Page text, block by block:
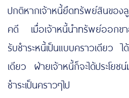
ปกติหากเจ้าหนี้ยึดทรัพย์สินของ
คดี เมื่อเจ้าหนี้นำทรัพย์ออกขา
รับชำระหนี้เป็นแบบคราวเดียว ไ
เดียว ฝ่ายเจ้าหนี้ก็จะได้ประโยช
ชำระเป็นคราวๆไป